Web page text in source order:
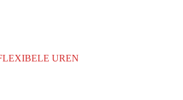
UREN